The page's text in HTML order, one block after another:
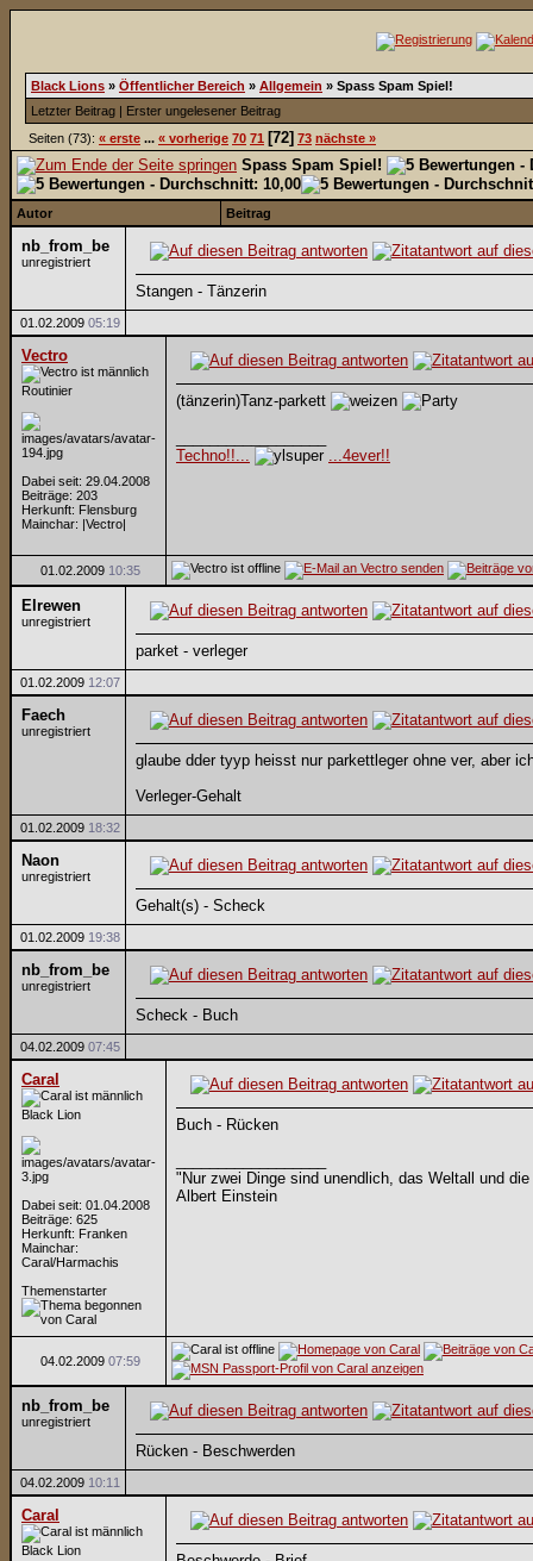
Black Lions » Öffentlicher Bereich » Allgemein » Spass Spam Spiel!
Letzter Beitrag | Erster ungelesener Beitrag
Seiten (73): « erste ... « vorherige 70 71 [72] 73 nächste »
Spass Spam Spiel!
Autor Beitrag
nb_from_be
unregistriert
Stangen - Tänzerin
01.02.2009 05:19
Vectro
Routinier
Dabei seit: 29.04.2008
Beiträge: 203
Herkunft: Flensburg
Mainchar: |Vectro|
(tänzerin)Tanz-parkett
Techno!!...
...4ever!!
01.02.2009 10:35
Elrewen
unregistriert
parket - verleger
01.02.2009 12:07
Faech
unregistriert
glaube dder tyyp heisst nur parkettleger ohne ver, aber
Verleger-Gehalt
01.02.2009 18:32
Naon
unregistriert
Gehalt(s) - Scheck
01.02.2009 19:38
nb_from_be
unregistriert
Scheck - Buch
04.02.2009 07:45
Caral
Black Lion
Dabei seit: 01.04.2008
Beiträge: 625
Herkunft: Franken
Mainchar:
Caral/Harmachis
Themenstarter
Buch - Rücken
"Nur zwei Dinge sind unendlich, das Weltall und
Albert Einstein
04.02.2009 07:59
nb_from_be
unregistriert
Rücken - Beschwerden
04.02.2009 10:11
Caral
Black Lion